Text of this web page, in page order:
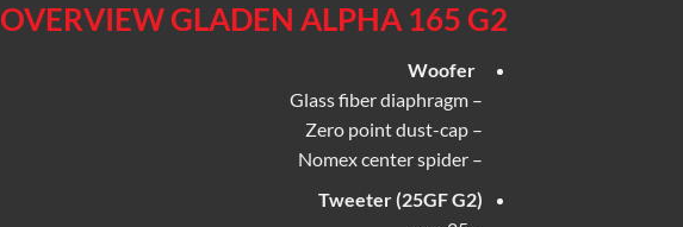
OVERVIEW GLADEN ALPHA 165 G2
– Glass fiber diaphragm
– Zero point dust-cap
– Nomex center spider
Tweeter (25GF G2)